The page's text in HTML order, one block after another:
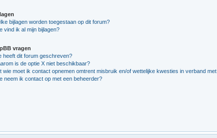
bijlagen worden toegestaan op dit forum?
vind ik al mijn bijlagen?
vragen
heeft dit forum geschreven?
is de optie X niet beschikbaar?
wie moet ik contact opnemen omtrent misbruik en/of wettelijke kwesties in verband
neem ik contact op met een beheerder?